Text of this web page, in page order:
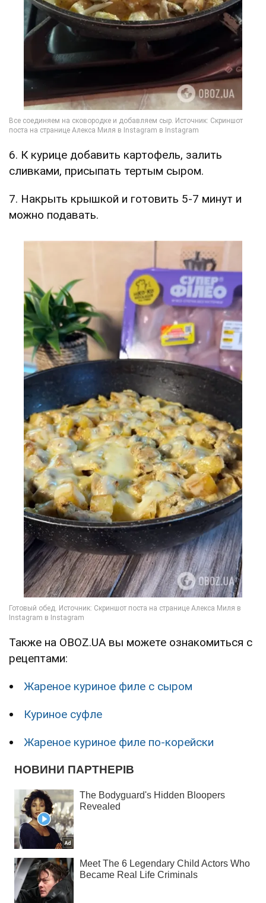
6. К курице добавить картофель, залить
сливками, присыпать тертым сыром.
7. Накрыть крышкой и готовить 5-7 минут и
можно подавать.
Также на OBOZ.UA вы можете ознакомиться с
рецептами:
Жареное куриное филе с сыром
Куриное суфле
Жареное куриное филе по-корейски